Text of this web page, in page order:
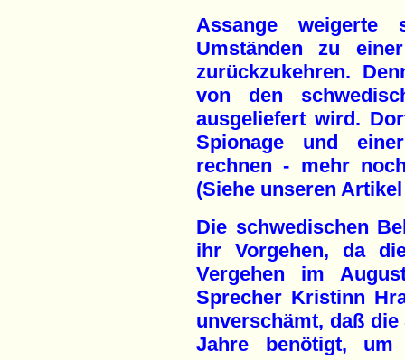
Assange weigerte
Umständen zu
zurückzukehren.
von den
ausgeliefert wird.
Spionage und
rechnen - mehr
(Siehe unseren Artikel
Die schwedischen
ihr Vorgehen, da
Vergehen im
Sprecher Kristinn
unverschämt, daß
Jahre benötigt,